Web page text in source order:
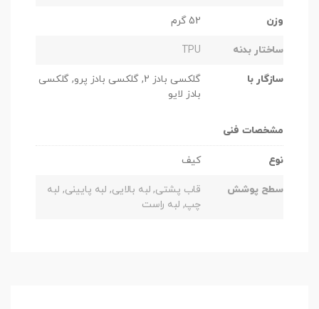
وزن 52 گرم
ساختار بدنه TPU
سازگار با
گلکسی بادز 2, گلکسی بادز پرو, گلکسی
بادز لایو
مشخصات فنی
نوع کیف
سطح پوشش
قاب پشتی, لبه بالایی, لبه پایینی, لبه
چپ, لبه راست